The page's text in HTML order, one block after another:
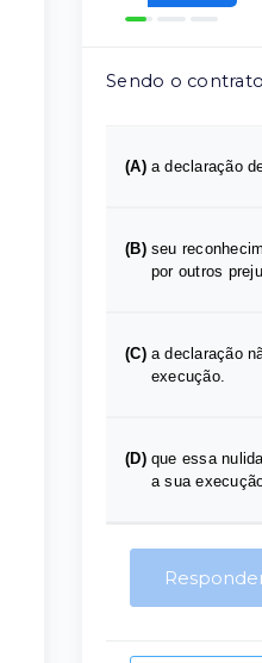
Sendo o
(A) a declaração
(B) seu
por outros
(C) a declaração
execução.
(D) que essa
a sua